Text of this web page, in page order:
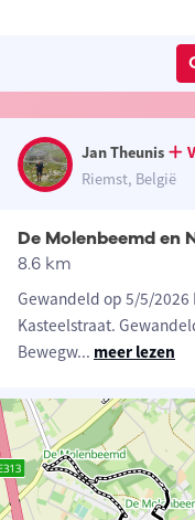
Jan Theunis
Riemst, België
De Molenbeemd
8.6 km
Gewandeld op 5/5/2026
Kasteelstraat.
Bewegw... meer lezen